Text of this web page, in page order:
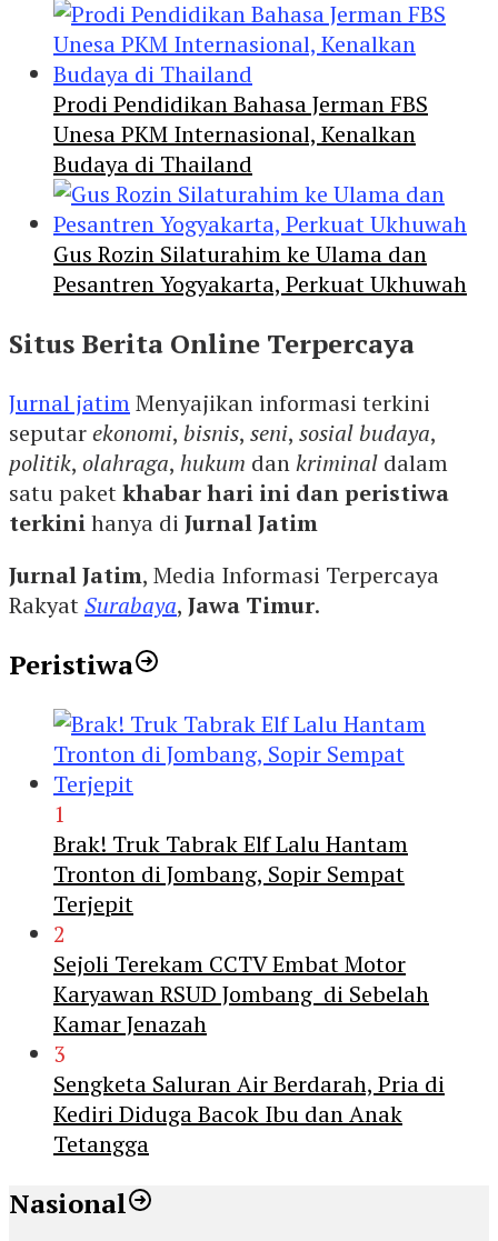
Prodi Pendidikan Bahasa Jerman FBS
Unesa PKM Internasional, Kenalkan
Budaya di Thailand
Gus Rozin Silaturahim ke Ulama dan
Pesantren Yogyakarta, Perkuat Ukhuwah
Situs Berita Online Terpercaya
Jurnal jatimMenyajikan informasi terkini
seputarekonomi, bisnis, seni, sosial budaya,
politik, olahraga, hukum dankriminal dalam
satu paketkhabar hari ini dan peristiwa
terkinihanya di Jurnal Jatim
Jurnal Jatim, Media Informasi Terpercaya
RakyatSurabaya, Jawa Timur.
Peristiwa
1
Brak! Truk Tabrak Elf Lalu Hantam
Tronton di Jombang, Sopir Sempat
Terjepit
2
Sejoli Terekam CCTV Embat Motor
Karyawan RSUD Jombang di Sebelah
Kamar Jenazah
3
Sengketa Saluran Air Berdarah, Pria di
Kediri Diduga Bacok Ibu dan Anak
Tetangga
Nasional